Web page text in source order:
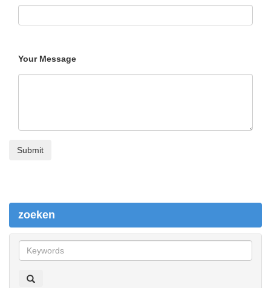
Your Message
zoeken
o